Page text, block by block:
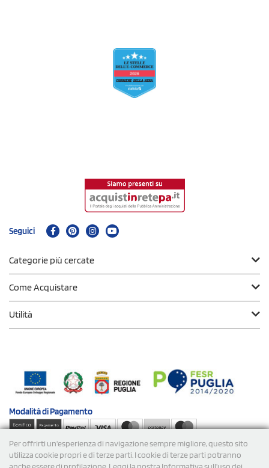
Per offrirti un'esperienza di navigazione sempre migliore, questo sito
utilizza cookie propri e di terze parti. I cookie di terze parti potranno
Seguici
Categorie più cercate
Come Acquistare
Utilità
Modalità diPagamento
Spedizioni